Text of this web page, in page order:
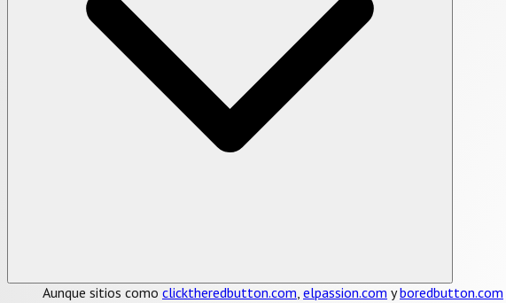
Aunque sitios como clicktheredbutton.com, elpassion.com yboredbutton.com